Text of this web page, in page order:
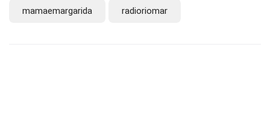
mamaemargarida radioriomar